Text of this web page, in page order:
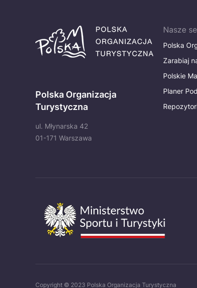
Polska Organizacja
Turystyczna
ul. Młynarska 42
01-171 Warszawa
Nasze
Polska
Zarabiaj
Polskie
Planer
Copyright © 2023 Polska Organizacja Turystyczna